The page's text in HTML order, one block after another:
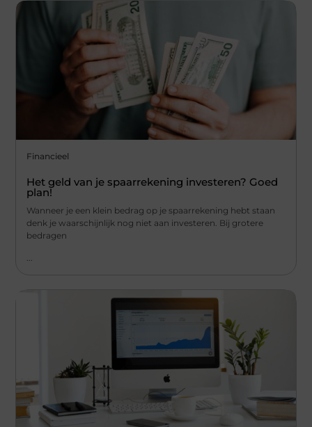
Financieel
Het geld van je spaarrekening investeren? Goed
plan!
Wanneer je een klein bedrag op je spaarrekening hebt staan
denk je waarschijnlijk nog niet aan investeren. Bij grotere
bedragen